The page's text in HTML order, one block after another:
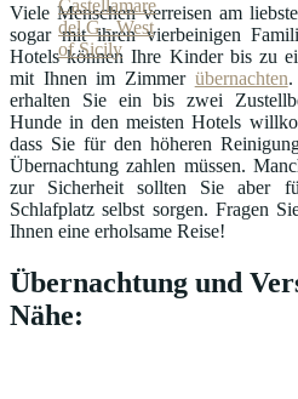
Viele Menschen verreisen am
sogar mit ihren vierbeinigen
Hotels können Ihre Kinder bis zu
mit Ihnen im Zimmer übernachten.
erhalten Sie ein bis zwei
Hunde in den meisten Hotels
dass Sie für den höheren
Übernachtung zahlen müssen.
zur Sicherheit sollten Sie aber
Schlafplatz selbst sorgen. Fragen
Ihnen eine erholsame Reise!
Übernachtung und
Nähe: